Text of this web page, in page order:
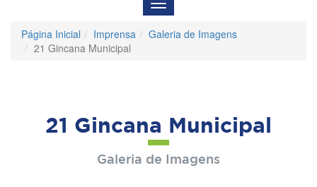
Menu
de
Navegação
Página Inicial Imprensa
Galeria de Imagens
21 Gincana Municipal
21 Gincana Municipal
Galeria de Imagens